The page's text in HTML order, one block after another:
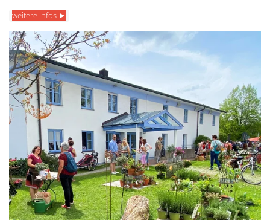
weitere Infos ►